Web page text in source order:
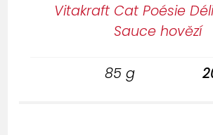
Vitakraft Cat Poésie
Sauce hovězí
85 g